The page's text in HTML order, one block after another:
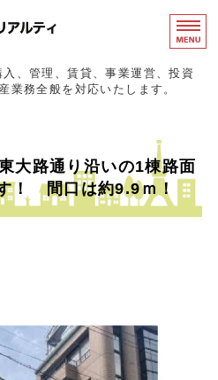
東京都中央区の不動
、管理、賃貸、事業運営、投資
業務全般を対応いたします。
大路通り沿いの1棟路面
！ 間口は約9.9ｍ！